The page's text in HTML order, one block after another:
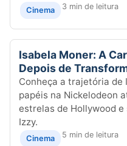
Cinema 3 min de leitura
Isabela Moner: A
Depois de
Conheça a trajetória de
papéis na Nickelodeon
estrelas de Hollywood e
Izzy.
Cinema 5 min de leitura